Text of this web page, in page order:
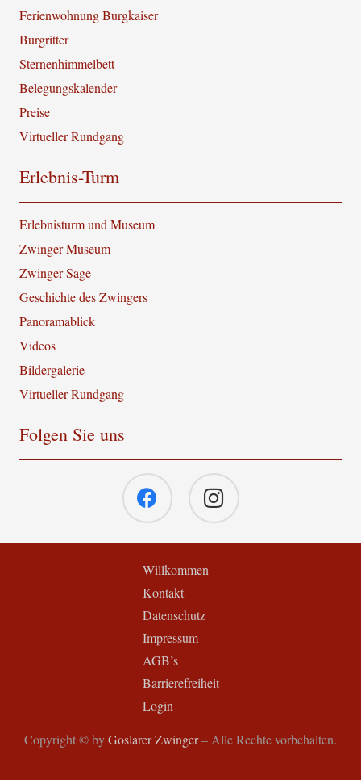
Ferienwohnung Burgkaiser
Burgritter
Sternenhimmelbett
Belegungskalender
Preise
Virtueller Rundgang
Erlebnis-Turm
Erlebnisturm und Museum
Zwinger Museum
Zwinger-Sage
Geschichte des Zwingers
Panoramablick
Videos
Bildergalerie
Virtueller Rundgang
Folgen Sie uns
Willkommen
Kontakt
Datenschutz
Impressum
AGB’s
Barrierefreiheit
Login
Copyright © byGoslarer Zwinger– Alle Rechte vorbehalten.